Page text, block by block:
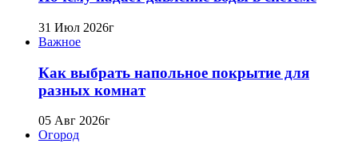
31 Июл 2026г
Важное
Как выбрать напольное покрытие для
разных комнат
05 Авг 2026г
Огород